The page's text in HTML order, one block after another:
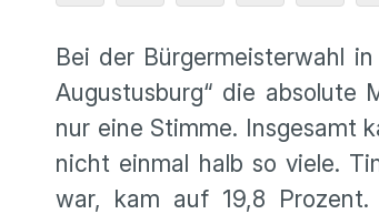
Bei der Bürgermeisterwahl
Augustusburg“ die absolute
nur eine Stimme. Insgesamt
nicht einmal halb so viele.
war, kam auf 19,8 Prozent.